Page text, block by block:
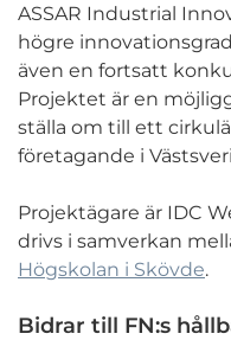
ASSAR Industrial
högre
även en fortsatt
Projektet är en
ställa om till ett
företagande i
Projektägare är IDC
drivs i samverkan
Högskolan i Skövde.
Bidrar till FN:s